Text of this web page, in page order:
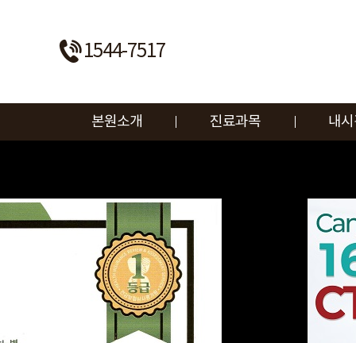
1544-7517
본원소개 진료과목 내